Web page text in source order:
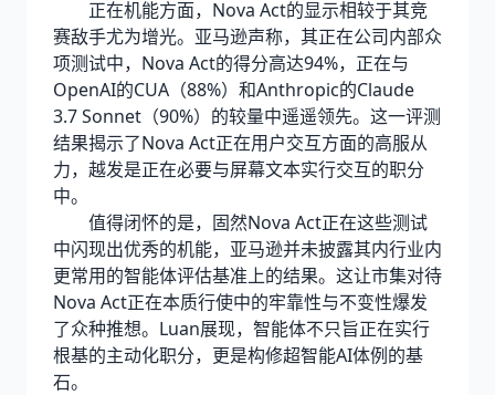
正在机能方面，Nova Act的显示相较于其竞
赛敌手尤为增光。亚马逊声称，其正在公司内部众
项测试中，Nova Act的得分高达94%，正在与
OpenAI的CUA（88%）和Anthropic的Claude
3.7 Sonnet（90%）的较量中遥遥领先。这一评测
结果揭示了Nova Act正在用户交互方面的高服从
力，越发是正在必要与屏幕文本实行交互的职分
中。
值得闭怀的是，固然Nova Act正在这些测试
中闪现出优秀的机能，亚马逊并未披露其内行业内
更常用的智能体评估基准上的结果。这让市集对待
Nova Act正在本质行使中的牢靠性与不变性爆发
了众种推想。Luan展现，智能体不只旨正在实行
根基的主动化职分，更是构修超智能AI体例的基
石。